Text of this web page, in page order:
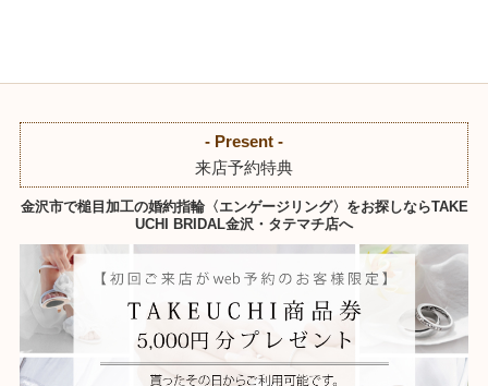
- Present -
来店予約特典
金沢市で槌目加工の婚約指輪〈エンゲージリング〉をお探しならTAKE
UCHI BRIDAL金沢・タテマチ店へ